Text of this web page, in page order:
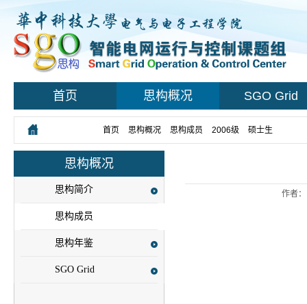
首页 思构概况 SGO Grid
首页 思构概况 思构成员 2006级 硕士生
思构概况
思构简介
思构成员
思构年鉴
SGO Grid
作者